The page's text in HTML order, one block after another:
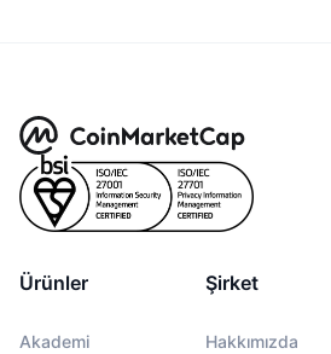
Ürünler
Akademi
Şirket
Hakkımızda